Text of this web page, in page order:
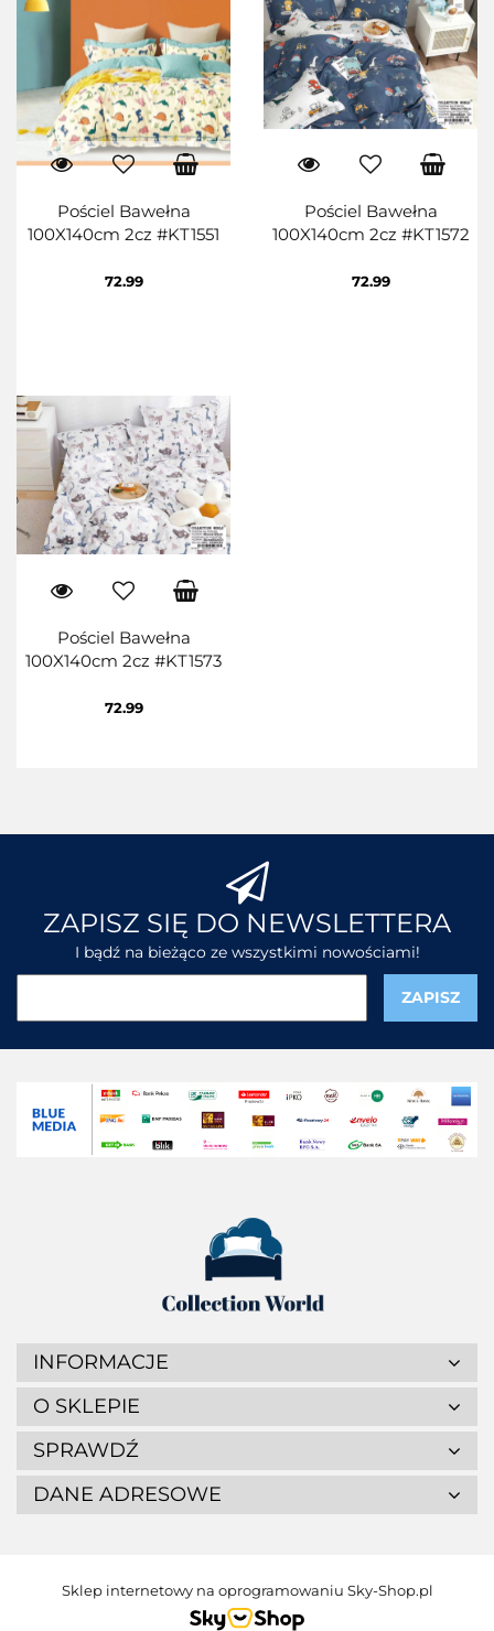
Pościel Bawełna
100X140cm 2cz #KT1551
72.99
Pościel Bawełna
100X140cm 2cz #KT1572
72.99
Pościel Bawełna
100X140cm 2cz #KT1573
72.99
ZAPISZ SIĘ DO NEWSLETTERA
I bądź na bieżąco ze wszystkimi nowościami!
INFORMACJE
O SKLEPIE
SPRAWDŹ
DANE ADRESOWE
Sklep internetowy na oprogramowaniu Sky-Shop.pl